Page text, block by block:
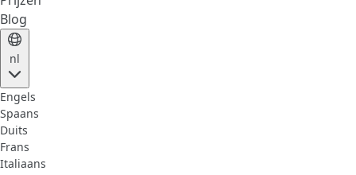
Blog
nl
Engels
Spaans
Duits
Frans
Italiaans